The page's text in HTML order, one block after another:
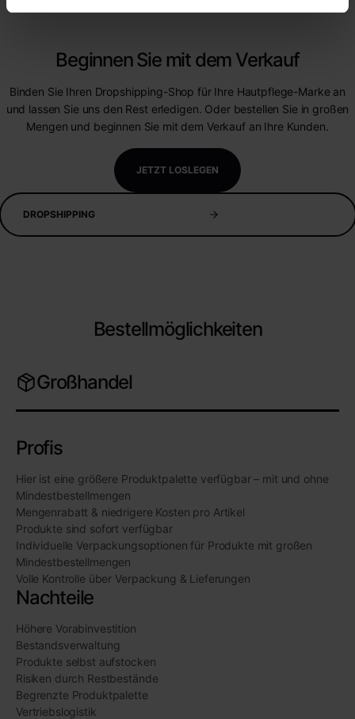
Beginnen Sie mit dem Verkauf
Binden Sie Ihren Dropshipping-Shop für Ihre Hautpflege-Marke an
und lassen Sie uns den Rest erledigen. Oder bestellen Sie in großen
Mengen und beginnen Sie mit dem Verkauf an Ihre Kunden.
JETZT LOSLEGEN
DROPSHIPPING
Bestellmöglichkeiten
Großhandel
Profis
Hier ist eine größere Produktpalette verfügbar – mit und ohne
Mindestbestellmengen
Mengenrabatt & niedrigere Kosten pro Artikel
Produkte sind sofort verfügbar
Individuelle Verpackungsoptionen für Produkte mit großen
Mindestbestellmengen
Volle Kontrolle über Verpackung & Lieferungen
Nachteile
Höhere Vorabinvestition
Bestandsverwaltung
Produkte selbst aufstocken
Risiken durch Restbestände
Begrenzte Produktpalette
Vertriebslogistik